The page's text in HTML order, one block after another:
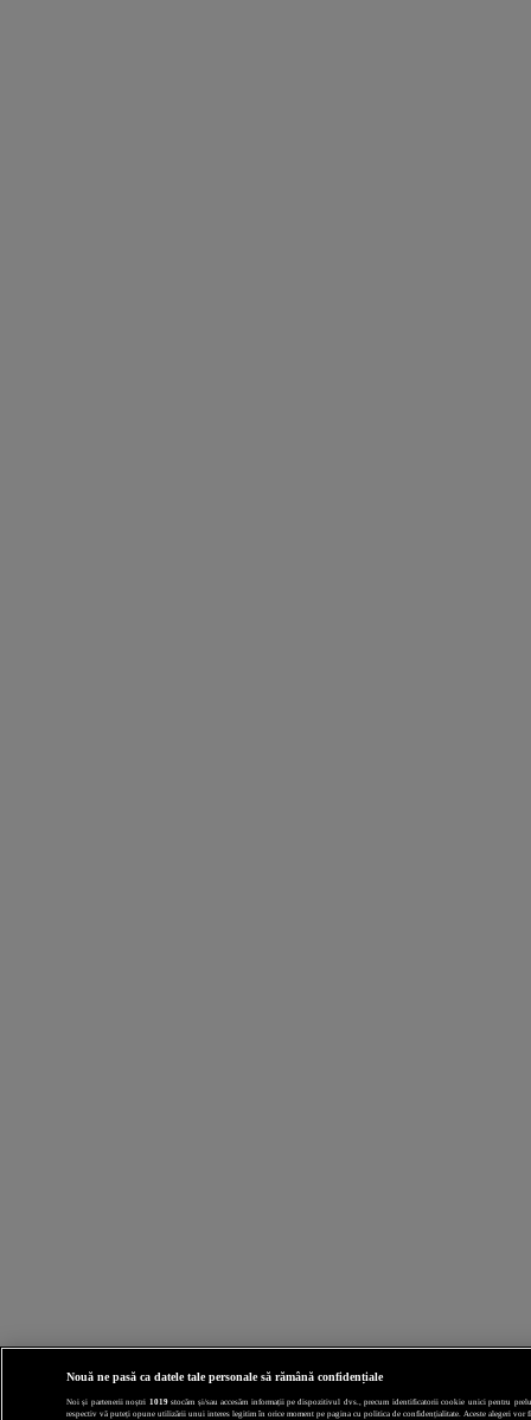
Nouă ne pasă ca datele tale personale să rămână confidențiale
Noi și partenerii noștri 1019stocăm și/sau accesăm informații pe dispozitivul dvs., precum identificatorii cookie unici pentru
respectiv vă puteți opune utilizării unui interes legitim în orice moment pe pagina cu politica de confidențialitate. Aceste alegeri vor